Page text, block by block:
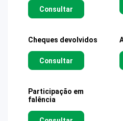
Consultar
Cheques devolvidos
Consultar
Participação em
falência